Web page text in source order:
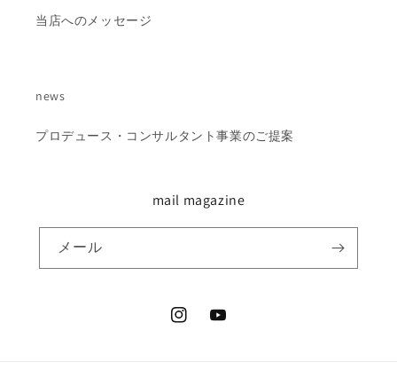
当店へのメッセージ
news
プロデュース・コンサルタント事業のご提案
mail magazine
メール
InstagramYouTube